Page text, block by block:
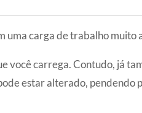
uma carga de trabalho muito
você carrega. Contudo, já
estar alterado, pendendo